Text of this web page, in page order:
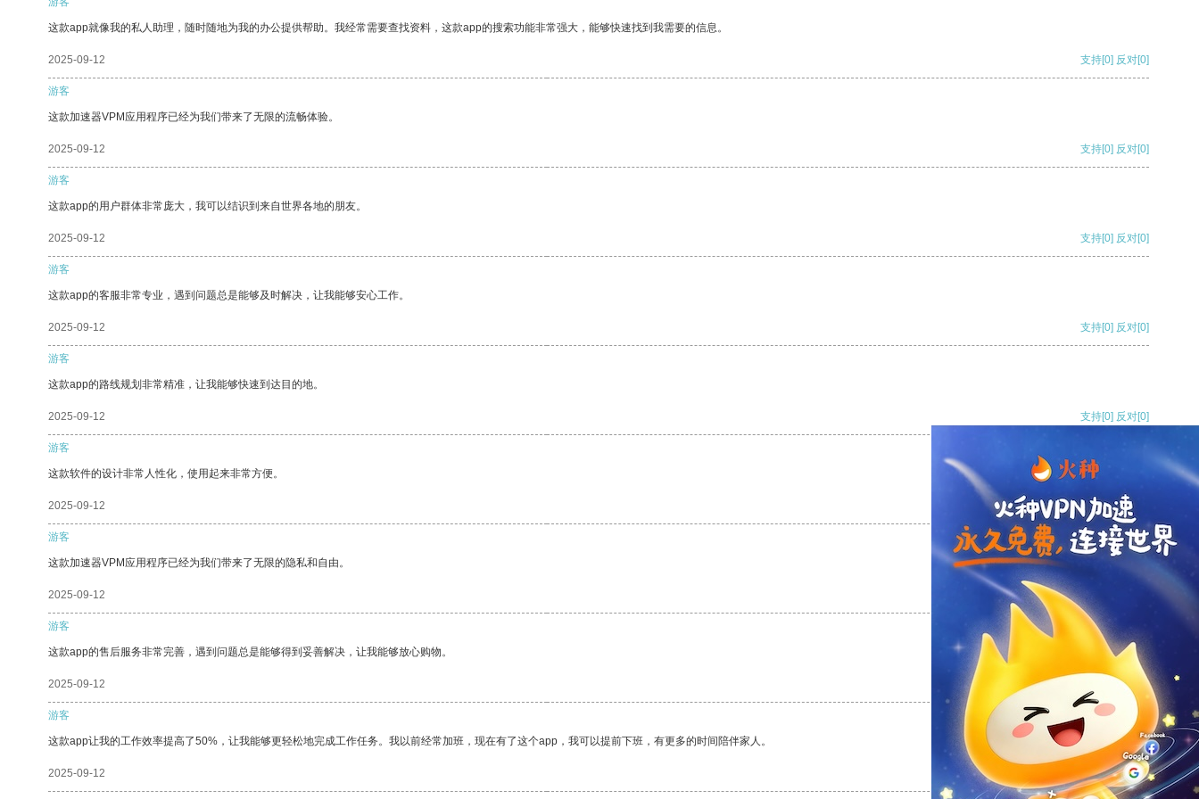
这款app就像我的私人助理，随时随地为我的办公提供帮助。我经常需要查找资料，这款app的搜索功能非常强大，能够快速找到我需要的信息。
2025-09-12 支持[0] 反对[0]
游客
这款加速器VPM应用程序已经为我们带来了无限的流畅体验。
2025-09-12 支持[0] 反对[0]
游客
这款app的用户群体非常庞大，我可以结识到来自世界各地的朋友。
2025-09-12 支持[0] 反对[0]
游客
这款app的客服非常专业，遇到问题总是能够及时解决，让我能够安心工作。
2025-09-12 支持[0] 反对[0]
游客
这款app的路线规划非常精准，让我能够快速到达目的地。
2025-09-12 支持[0] 反对[0]
游客
这款软件的设计非常人性化，使用起来非常方便。
2025-09-12 支持[0] 反对
游客
这款加速器VPM应用程序已经为我们带来了无限的隐私和自由。
2025-09-12 支持
游客
这款app的售后服务非常完善，遇到问题总是能够得到妥善解决，让我能够放心购物。
2025-09-12 反对 [0]
游客
这款app让我的工作效率提高了50%，让我能够更轻松地完成工作任务。我以前经常加班，现在有了这个app，我可以提前下班，有更多的时间陪伴家人。
2025-09-12 支持[0] 反对[0]